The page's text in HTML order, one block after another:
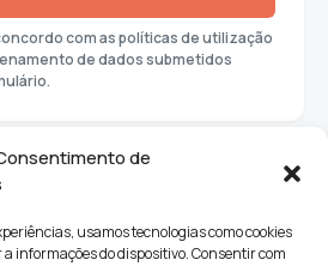
de
usamos tecnologias como cookies
informações do dispositivo. Consentir com
com as políticas de utilização
de dados submetidos